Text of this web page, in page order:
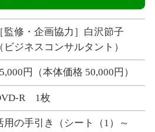
［監修・企画協力］白沢節子
（ビジネスコンサルタント）
円（本体価格 50,000円）
1枚
用の手引き（シート（1）～